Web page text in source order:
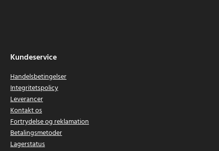
Kundeservice
Handelsbetingelser
Integritetspolicy
Leverancer
Kontakt os
Fortrydelse og reklamation
Betalingsmetoder
Lagerstatus